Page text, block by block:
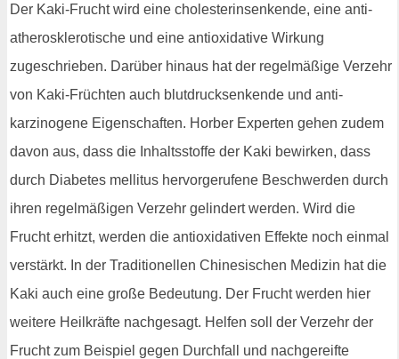
Der Kaki-Frucht wird eine cholesterinsenkende, eine anti-
atherosklerotische und eine antioxidative Wirkung
zugeschrieben. Darüber hinaus hat der regelmäßige Verzehr
von Kaki-Früchten auch blutdrucksenkende und anti-
karzinogene Eigenschaften. Horber Experten gehen zudem
davon aus, dass die Inhaltsstoffe der Kaki bewirken, dass
durch Diabetes mellitus hervorgerufene Beschwerden durch
ihren regelmäßigen Verzehr gelindert werden. Wird die
Frucht erhitzt, werden die antioxidativen Effekte noch einmal
verstärkt. In der Traditionellen Chinesischen Medizin hat die
Kaki auch eine große Bedeutung. Der Frucht werden hier
weitere Heilkräfte nachgesagt. Helfen soll der Verzehr der
Frucht zum Beispiel gegen Durchfall und nachgereifte